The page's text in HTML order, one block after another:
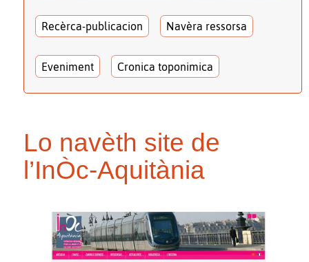
Recèrca-publicacion Navèra ressorsa
Eveniment Cronica toponimica
Lo navèth site de
l’InÒc-Aquitània